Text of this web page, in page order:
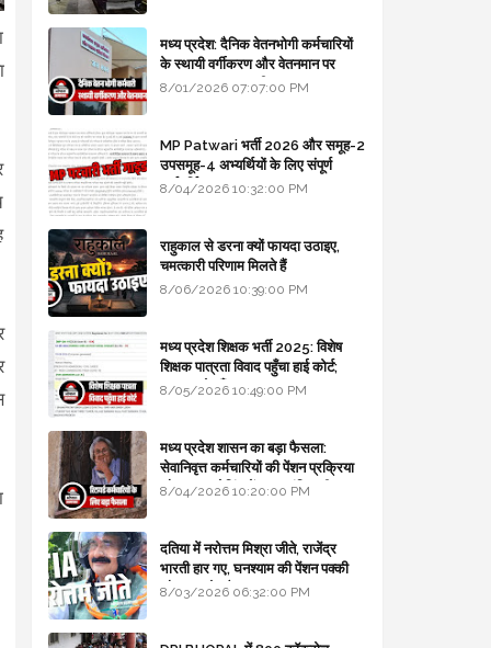
मध्य प्रदेश: दैनिक वेतनभोगी कर्मचारियों
के स्थायी वर्गीकरण और वेतनमान पर
सरकार का बड़ा स्पष्टीकरण
8/01/2026 07:07:00 PM
MP Patwari भर्ती 2026 और समूह-2
उपसमूह-4 अभ्यर्थियों के लिए संपूर्ण
मार्गदर्शिका
8/04/2026 10:32:00 PM
राहुकाल से डरना क्यों फायदा उठाइए,
चमत्कारी परिणाम मिलते हैं
8/06/2026 10:39:00 PM
मध्य प्रदेश शिक्षक भर्ती 2025: विशेष
शिक्षक पात्रता विवाद पहुँचा हाई कोर्ट;
सरकार से माँगा जवाब
8/05/2026 10:49:00 PM
मध्य प्रदेश शासन का बड़ा फैसला:
सेवानिवृत्त कर्मचारियों की पेंशन प्रक्रिया
और बजट कोडिंग में हुए क्रांतिकारी
8/04/2026 10:20:00 PM
दतिया में नरोत्तम मिश्रा जीते, राजेंद्र
भारती हार गए, घनश्याम की पेंशन पक्की
और आशुतोष बैक टू...
8/03/2026 06:32:00 PM